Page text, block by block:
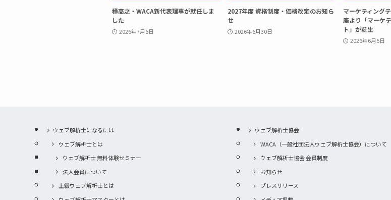
積高之・WACA新代表理事が就任しま
した
2026年7月6日
2027年度 資格制度・価格改定のお知ら
せ
2026年6月30日
マーケティング
座より「マーケ
ト」が誕生
2026年6月5日
ウェブ解析士になるには
ウェブ解析士とは
ウェブ解析士 無料体験セミナー
法人会員について
上級ウェブ解析士とは
ウェブ解析士協会
WACA（一般社団法人ウェブ解析士協会）について
ウェブ解析士協会 会員制度
お知らせ
プレスリリース